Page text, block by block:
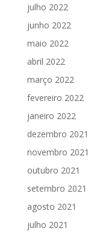
julho 2022
junho 2022
maio 2022
abril 2022
março 2022
fevereiro 2022
janeiro 2022
dezembro 2021
novembro 2021
outubro 2021
setembro 2021
agosto 2021
julho 2021